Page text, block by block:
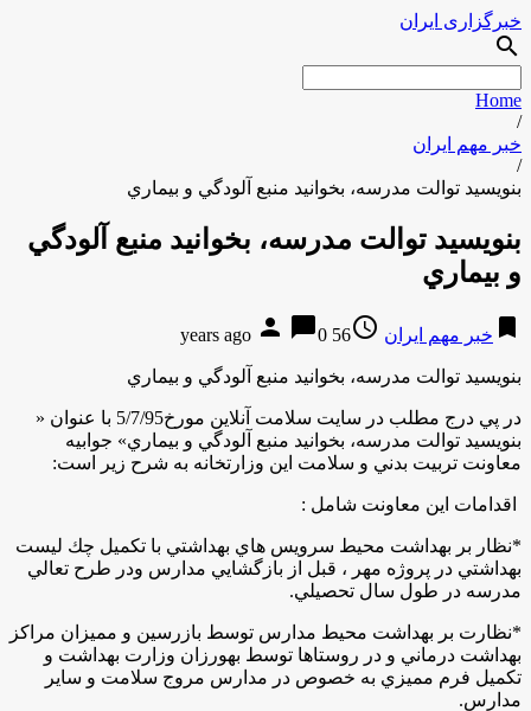
خبرگزاری ایران
search
Home
/
خبر مهم ایران
/
بنويسيد توالت مدرسه، بخوانيد منبع آلودگي و بيماري
بنويسيد توالت مدرسه، بخوانيد منبع آلودگي
و بيماري
bookmark خبر مهم ایران access_time
56 years ago
person chat_bubble0
بنويسيد توالت مدرسه، بخوانيد منبع آلودگي و بيماري
در پي درج مطلب در سايت سلامت آنلاين مورخ5/7/95 با عنوان «
بنويسيد توالت مدرسه، بخوانيد منبع آلودگي و بيماري» جوابيه
معاونت تربيت بدني و سلامت اين وزارتخانه به شرح زير است:
اقدامات اين معاونت شامل :
*نظار بر بهداشت محيط سرويس هاي بهداشتي با تكميل چك ليست
بهداشتي در پروژه مهر ، قبل از بازگشايي مدارس ودر طرح تعالي
مدرسه در طول سال تحصيلي.
*نظارت بر بهداشت محيط مدارس توسط بازرسين و مميزان مراكز
بهداشت درماني و در روستاها توسط بهورزان وزارت بهداشت و
تكميل فرم مميزي به خصوص در مدارس مروج سلامت و ساير
مدارس.